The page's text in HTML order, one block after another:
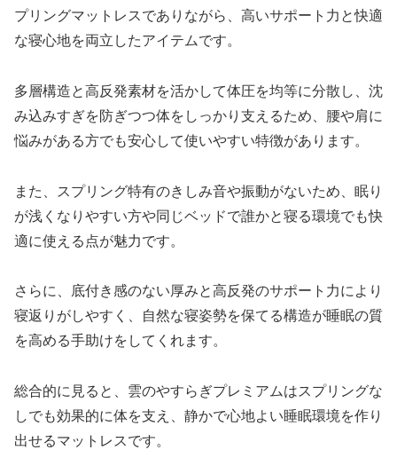
プリングマットレスでありながら、高いサポート力と快適
な寝心地を両立したアイテムです。
多層構造と高反発素材を活かして体圧を均等に分散し、沈
み込みすぎを防ぎつつ体をしっかり支えるため、腰や肩に
悩みがある方でも安心して使いやすい特徴があります。
また、スプリング特有のきしみ音や振動がないため、眠り
が浅くなりやすい方や同じベッドで誰かと寝る環境でも快
適に使える点が魅力です。
さらに、底付き感のない厚みと高反発のサポート力により
寝返りがしやすく、自然な寝姿勢を保てる構造が睡眠の質
を高める手助けをしてくれます。
総合的に見ると、雲のやすらぎプレミアムはスプリングな
しでも効果的に体を支え、静かで心地よい睡眠環境を作り
出せるマットレスです。